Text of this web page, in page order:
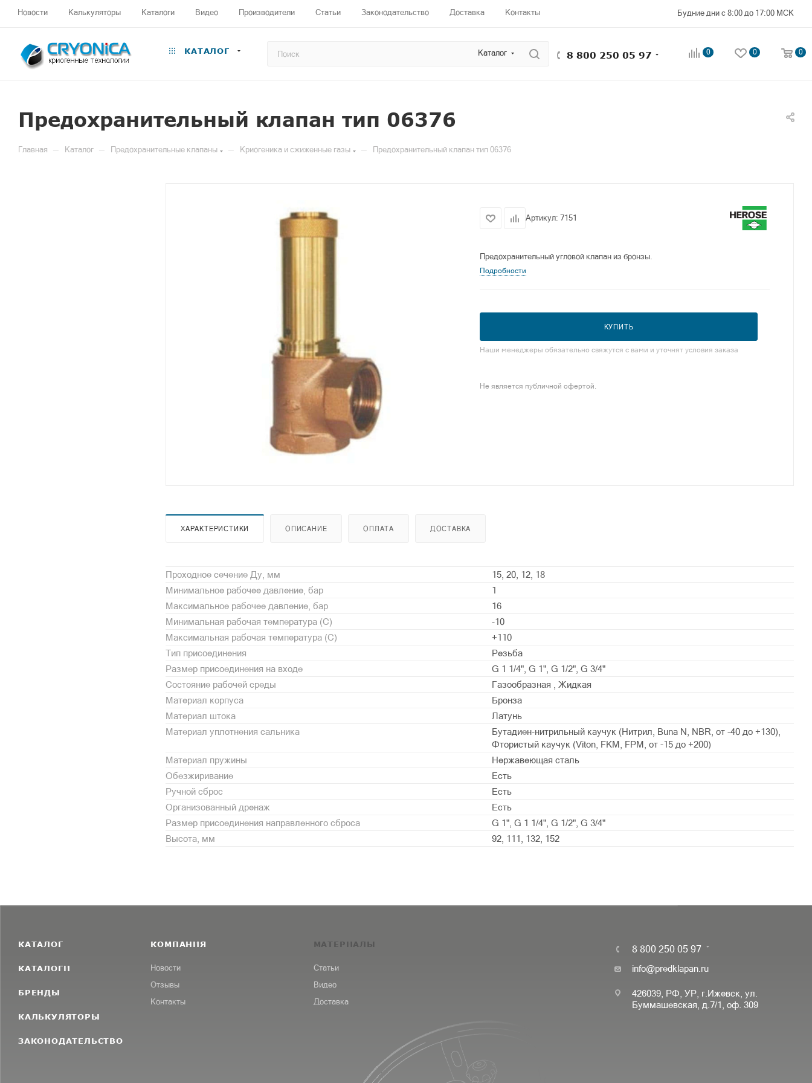
Новости Калькуляторы Каталоги Видео Производители Статьи Законодательство Доставка Контакты Будние дни с 8:00 до 17:00 МСК
КАТАЛОГ Каталог 8 800 250 05 97 0 0 0
Предохранительный клапан тип 06376
Главная — Каталог — Предохранительные клапаны — Криогеника и сжиженные газы — Предохранительный клапан тип 06376
Артикул: 7151
Предохранительный угловой клапан из бронзы.
Подробности
КУПИТЬ
Наши менеджеры обязательно свяжутся с вами и уточнят условия заказа
Не является публичной офертой.
ХАРАКТЕРИСТИКИ ОПИСАНИЕ ОПЛАТА ДОСТАВКА
Проходное сечение Ду, мм
15, 20, 12, 18
Минимальное рабочее давление, бар
1
Максимальное рабочее давление, бар
16
Минимальная рабочая температура (С)
-10
Максимальная рабочая температура (С)
+110
Тип присоединения
Резьба
Размер присоединения на входе
G 1 1/4", G 1", G 1/2", G 3/4"
Состояние рабочей среды
Газообразная , Жидкая
Материал корпуса
Бронза
Материал штока
Латунь
Материал уплотнения сальника
Бутадиен-нитрильный каучук (Нитрил, Buna N, NBR, от -40 до +130),
Фтористый каучук (Viton, FKM, FPM, от -15 до +200)
Материал пружины
Нержавеющая сталь
Обезжиривание
Есть
Ручной сброс
Есть
Организованный дренаж
Есть
Размер присоединения направленного сброса
G 1", G 1 1/4", G 1/2", G 3/4"
Высота, мм
92, 111, 132, 152
КАТАЛОГ
КАТАЛОГИ
БРЕНДЫ
КАЛЬКУЛЯТОРЫ
ЗАКОНОДАТЕЛЬСТВО
КОМПАНИЯ
Новости
Отзывы
Контакты
МАТЕРИАЛЫ
Статьи
Видео
Доставка
8 800 250 05 97
info@predklapan.ru
426039, РФ, УР, г.Ижевск, ул.
Буммашевская, д.7/1, оф. 309